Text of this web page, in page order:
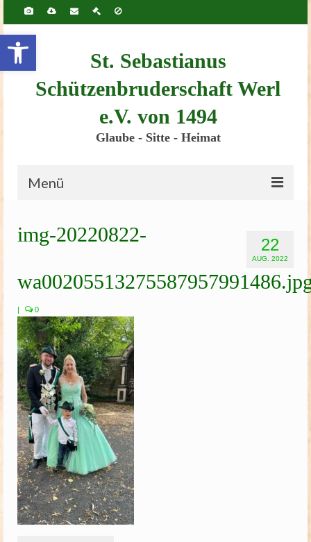
Werkzeugleiste öffnen
springen
St. Sebastianus
Schützenbruderschaft Werl
e.V. von 1494
Glaube - Sitte - Heimat
Menü
Bruderschaft
Schützenscheune
Kinderschützenfest
Schützenfest
Schießgruppe
News
22
AUG. 2022
img-20220822-
| 0